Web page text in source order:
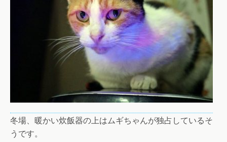
冬場、暖かい炊飯器の上はムギちゃんが独占しているそ
うです。